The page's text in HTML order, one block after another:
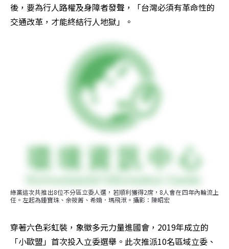
後，要為行人路權及身障者發聲，「台灣必須有革命性的
交通改革，才能終結行人地獄」。
綠黨這次共推出8位不分區立委人選，若順利獲得2席，8人會在四年內輪流上
任。左起為鍾寶珠、余筱菁、希婻．瑪飛洑。攝影：陳昭宏
穿著六色彩虹裝，象徵多元力量進國會，2019年成立的
「小歐盟」首次投入立委選舉。此次推派10名區域立委、